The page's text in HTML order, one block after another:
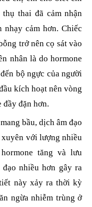
thai đã cảm nhận
cảm hơn. Chiếc
trở nên cọ sát vào
nhân là do hormone
bộ ngực của người
kích hoạt nên vòng
đầy đặn hơn.
bầu, dịch âm đạo
với lượng nhiều
tăng và lưu
nhiều hơn gây ra
này xảy ra thời kỳ
ngừa nhiễm trùng ở